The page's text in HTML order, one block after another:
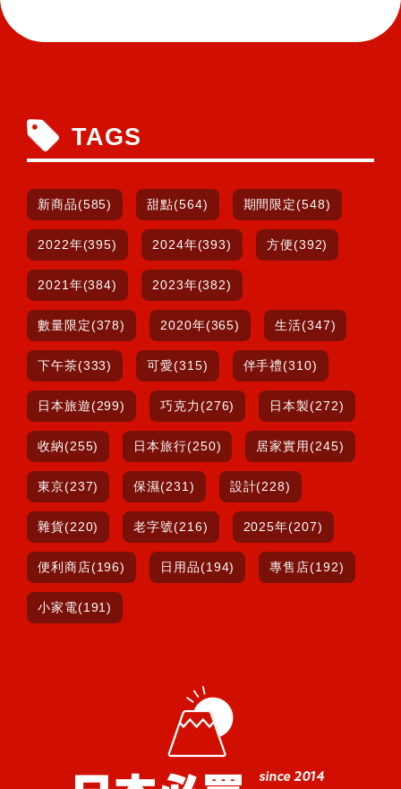
TAGS
新商品(585) 甜點(564) 期間限定(548)
2022年(395) 2024年(393) 方便(392)
2021年(384) 2023年(382)
數量限定(378) 2020年(365) 生活(347)
下午茶(333) 可愛(315) 伴手禮(310)
日本旅遊(299) 巧克力(276) 日本製(272)
收納(255) 日本旅行(250) 居家實用(245)
東京(237) 保濕(231) 設計(228)
雜貨(220) 老字號(216) 2025年(207)
便利商店(196) 日用品(194) 專售店(192)
小家電(191)